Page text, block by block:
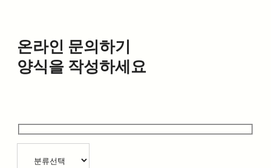
온라인 문의하기
양식을 작성하세요